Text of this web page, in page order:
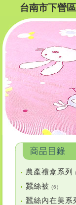
台南市下營
• 農產禮盒系列
• 蠶絲被 (6)
• 蠶絲內在美系